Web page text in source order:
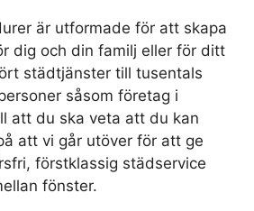
är utformade för att skapa
dig och din familj eller för ditt
städtjänster till tusentals
såsom företag i
att du ska veta att du kan
att vi går utöver för att ge
förstklassig städservice
fönster.